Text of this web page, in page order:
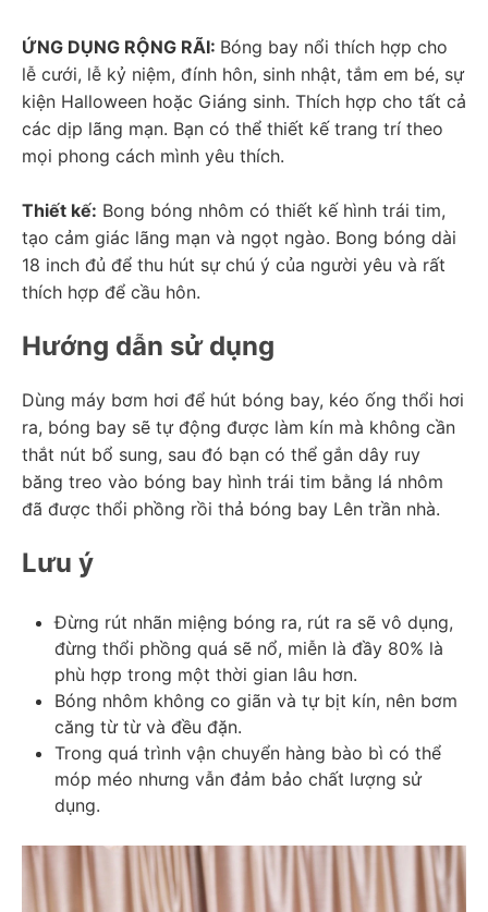
ỨNG DỤNG RỘNG RÃI: Bóng bay nổi thích hợp cho
lễ cưới, lễ kỷ niệm, đính hôn, sinh nhật, tắm em bé, sự
kiện Halloween hoặc Giáng sinh. Thích hợp cho tất cả
các dịp lãng mạn. Bạn có thể thiết kế trang trí theo
mọi phong cách mình yêu thích.
Thiết kế: Bong bóng nhôm có thiết kế hình trái tim,
tạo cảm giác lãng mạn và ngọt ngào. Bong bóng dài
18 inch đủ để thu hút sự chú ý của người yêu và rất
thích hợp để cầu hôn.
Hướng dẫn sử dụng
Dùng máy bơm hơi để hút bóng bay, kéo ống thổi hơi
ra, bóng bay sẽ tự động được làm kín mà không cần
thắt nút bổ sung, sau đó bạn có thể gắn dây ruy
băng treo vào bóng bay hình trái tim bằng lá nhôm
đã được thổi phồng rồi thả bóng bay Lên trần nhà.
Lưu ý
Đừng rút nhãn miệng bóng ra, rút ​​ra sẽ vô dụng,
đừng thổi phồng quá sẽ nổ, miễn là đầy 80% là
phù hợp trong một thời gian lâu hơn.
Bóng nhôm không co giãn và tự bịt kín, nên bơm
căng từ từ và đều đặn.
Trong quá trình vận chuyển hàng bào bì có thể
móp méo nhưng vẫn đảm bảo chất lượng sử
dụng.